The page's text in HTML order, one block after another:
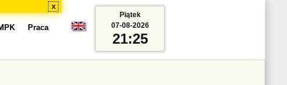
x
Praca
Piątek
07-08-2026
21:25